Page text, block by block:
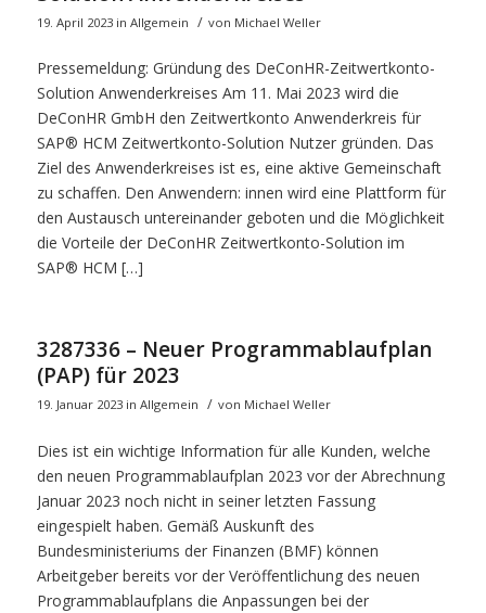
19. April 2023 in Allgemein / von Michael Weller
Pressemeldung: Gründung des DeConHR-Zeitwertkonto-
Solution Anwenderkreises Am 11. Mai 2023 wird die
DeConHR GmbH den Zeitwertkonto Anwenderkreis für
SAP® HCM Zeitwertkonto-Solution Nutzer gründen. Das
Ziel des Anwenderkreises ist es, eine aktive Gemeinschaft
zu schaffen. Den Anwendern: innen wird eine Plattform für
den Austausch untereinander geboten und die Möglichkeit
die Vorteile der DeConHR Zeitwertkonto-Solution im
SAP® HCM […]
3287336 – Neuer Programmablaufplan
(PAP) für 2023
19. Januar 2023 in Allgemein / von Michael Weller
Dies ist ein wichtige Information für alle Kunden, welche
den neuen Programmablaufplan 2023 vor der Abrechnung
Januar 2023 noch nicht in seiner letzten Fassung
eingespielt haben. Gemäß Auskunft des
Bundesministeriums der Finanzen (BMF) können
Arbeitgeber bereits vor der Veröffentlichung des neuen
Programmablaufplans die Anpassungen bei der